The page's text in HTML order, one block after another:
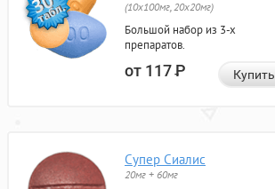
(10x100мг, 20x20мг)
Большой набор из 3-х
препаратов.
от 117Р Купить
Супер Сиалис
20мг + 60мг